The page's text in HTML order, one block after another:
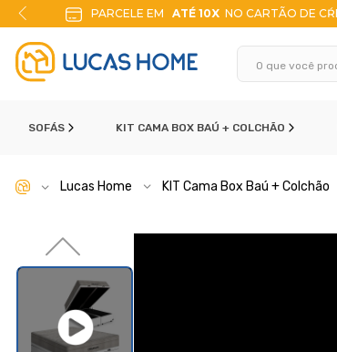
10% DE DESCONTONO PIX
SOFÁS KIT CAMA BOX BAÚ + COLCHÃO
Lucas Home KIT Cama Box Baú + Colchão